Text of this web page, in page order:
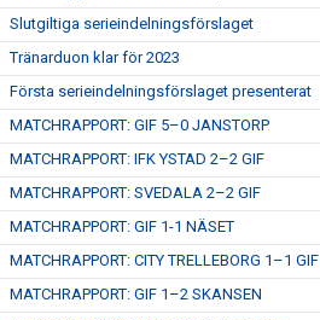
Slutgiltiga serieindelningsförslaget
Tränarduon klar för 2023
Första serieindelningsförslaget presenterat
MATCHRAPPORT: GIF 5–0 JANSTORP
MATCHRAPPORT: IFK YSTAD 2–2 GIF
MATCHRAPPORT: SVEDALA 2–2 GIF
MATCHRAPPORT: GIF 1-1 NÄSET
MATCHRAPPORT: CITY TRELLEBORG 1–1 GIF
MATCHRAPPORT: GIF 1–2 SKANSEN